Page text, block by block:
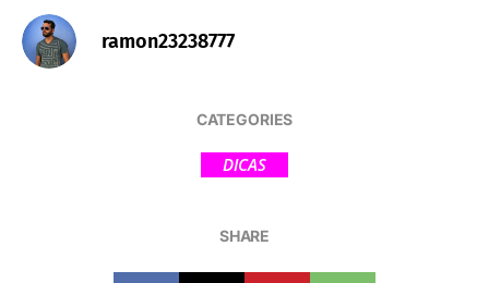
ramon23238777
CATEGORIES
DICAS
SHARE